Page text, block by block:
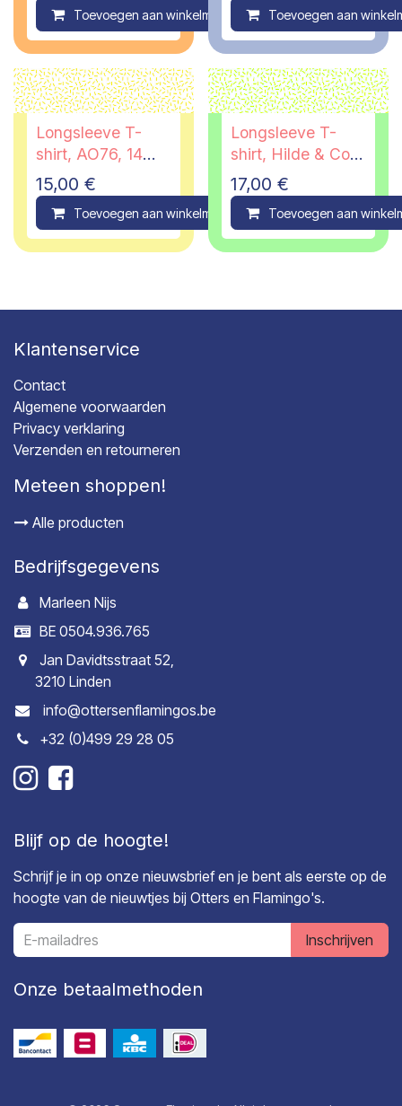
Toevoegen aan winkelmandje Compare
Toevoegen aan
Longsleeve T-
shirt, AO76, 14
jaar
15,00 €
Toevoegen aan winkelmandje Compare
Longsleeve T-
shirt, Hilde & Co,
14 jaar
17,00 €
Toevoegen aan
Klantenservice
Contact
Algemene voorwaarden
Privacy verklaring
Verzenden en retourneren
Meteen shoppen!
Alle producten
Bedrijfsgegevens
Marleen Nijs
BE 0504.936.765
Jan Davidtsstraat 52,
3210 Linden
info@ottersenflamingos.be
+32 (0)499 29 28 05
Blijf op de hoogte!
Schrijf je in op onze nieuwsbrief en je bent als eerste op de
hoogte van de nieuwtjes bij Otters en Flamingo's.
Inschrijven
Onze betaalmethoden